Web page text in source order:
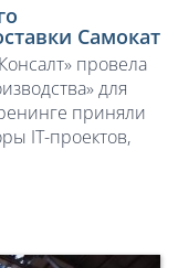
Самокат
провела
для
приняли
IT-проектов,